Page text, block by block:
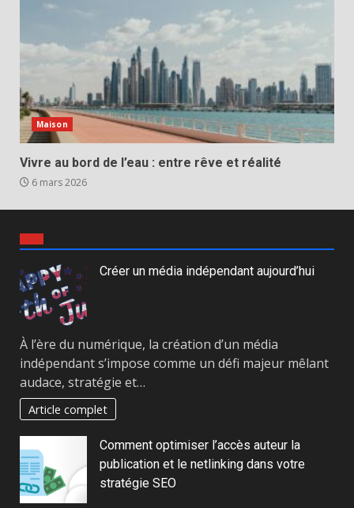
Maison
Vivre au bord de l’eau : entre rêve et réalité
6 mars 2026
Créer un média indépendant aujourd’hui
À l’ère du numérique, la création d’un média
indépendant s’impose comme un défi majeur mêlant
audace, stratégie et…
Article complet
Comment optimiser l’accès auteur la
publication et le netlinking dans votre
stratégie SEO